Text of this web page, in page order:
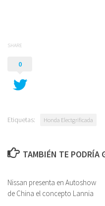
SHARE
0
Etiquetas: Honda Electgrificada
TAMBIÉN TE PODRÍA
Nissan presenta en Autoshow
de China el concepto Lannia